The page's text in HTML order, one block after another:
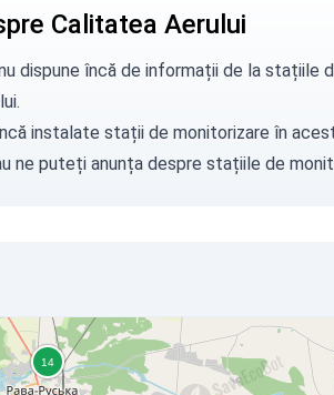
Calitatea Aerului
dispune încă de informații de la
instalate stații de monitorizare în
ne puteți anunțadespre stațiile de